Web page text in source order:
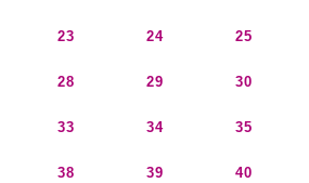
23 24 25
28 29 30
33 34 35
38 39 40